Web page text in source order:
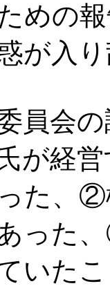
めの
が入
員会
が経
た、
った
いた